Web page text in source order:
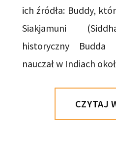
ich źródła: Buddy,
Siakjamuni
historyczny
nauczał w Indiach
CZYTAJ